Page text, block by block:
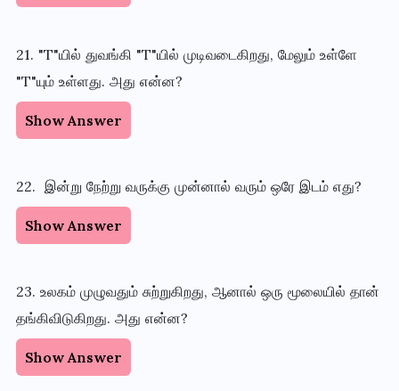
21. "T"யில் துவங்கி "T"யில் முடிவடைகிறது, மேலும் உள்ளே
"T"யும் உள்ளது. அது என்ன?
Show Answer
22. இன்று நேற்று வருக்கு முன்னால் வரும் ஒரே இடம் எது?
Show Answer
23. உலகம் முழுவதும் சுற்றுகிறது, ஆனால் ஒரு மூலையில் தான்
தங்கிவிடுகிறது. அது என்ன?
Show Answer